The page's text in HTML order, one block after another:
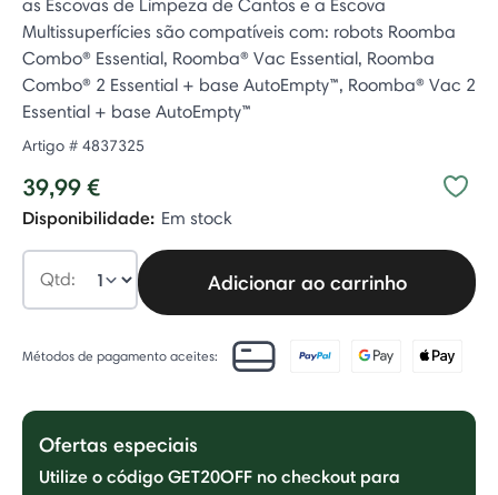
as Escovas de Limpeza de Cantos e a Escova
Multissuperfícies são compatíveis com: robots Roomba
Combo® Essential, Roomba® Vac Essential, Roomba
Combo® 2 Essential + base AutoEmpty™, Roomba® Vac 2
Essential + base AutoEmpty™
Artigo # 4837325
39,99 €
Disponibilidade: Em stock
Qtd: Adicionar ao carrinho
Métodos de pagamento aceites:
Ofertas especiais
Utilize o código GET20OFF no checkout para